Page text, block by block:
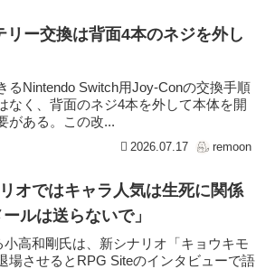
ー交換は背面4本のネジを外し
Nintendo Switch用Joy-Conの交換手順
なく、背面のネジ4本を外して本体を開
がある。この改...
2026.07.17 remoon
オではキャラ人気は生死に関係
ルは送らないで」
高和剛氏は、新シナリオ「キョウキモ
場させるとRPG Siteのインタビューで語